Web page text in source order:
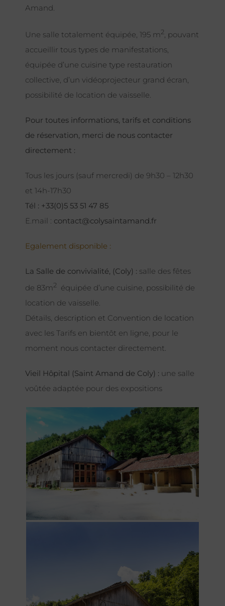
Amand.
Une salle totalement équipée, 195 m2, pouvant
accueillir tous types de manifestations,
équipée d’une cuisine type restauration
collective, d’un vidéoprojecteur grand écran,
possibilité de location de vaisselle.
Pour toutes informations, tarifs et conditions
de réservation, merci de nous contacter
directement :
Tous les jours (sauf mercredi) de 9h30 – 12h30
et 14h-17h30
Tél : +33(0)5 53 51 47 85
E.mail : contact@colysaintamand.fr
Egalement disponible :
La Salle de convivialité, (Coly) : salle des fêtes
de 83m2 équipée d’une cuisine, possibilité de
location de vaisselle.
Détails, description et Convention de location
avec les Tarifs en bientôt en ligne, pour le
moment nous contacter directement.
Vieil Hôpital (Saint Amand de Coly) : une salle
voûtée adaptée pour des expositions